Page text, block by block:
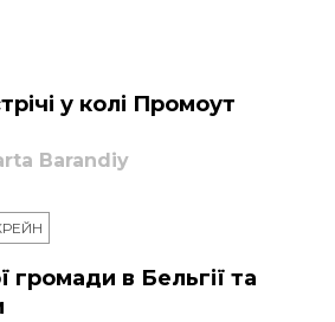
у колі Промоут
Barandiy
громади в Бельгії та